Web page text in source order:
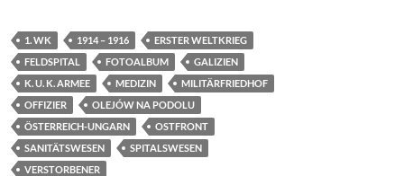
e
b
o
o
k
to
d
o
n
ail le
n
1. WK 1914 – 1916
ERSTER WELTKRIEG
FELDSPITAL
FOTOALBUM
GALIZIEN
K. U. K. ARMEE
MEDIZIN
MILITÄRFRIEDHOF
OFFIZIER
OLEJÓW NA PODOLU
ÖSTERREICH-UNGARN
OSTFRONT
SANITÄTSWESEN
SPITALSWESEN
VERSTORBENER